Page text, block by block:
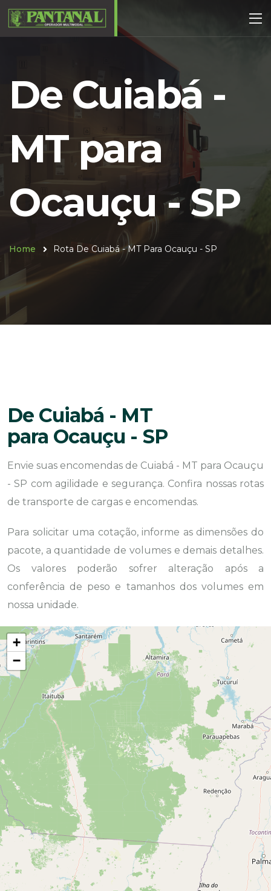
De Cuiabá -
MT para
Ocauçu - SP
Home Rota De Cuiabá - MT Para Ocauçu - SP
De Cuiabá - MT
para Ocauçu - SP
Envie suas encomendas de Cuiabá - MT para Ocauçu
- SP com agilidade e segurança. Confira nossas rotas
de transporte de cargas e encomendas.
Para solicitar uma cotação, informe as dimensões do
pacote, a quantidade de volumes e demais detalhes.
Os valores poderão sofrer alteração após a
conferência de peso e tamanhos dos volumes em
nossa unidade.
+
−